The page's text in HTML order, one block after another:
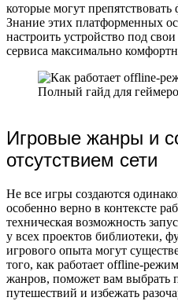
которые могут
Знание этих платформенных
настроить устройство под
сервиса максимально
Игровые жанры и
отсутствием сети
Не все игры создаются
особенно верно в контексте
техническая возможность
у всех проектов библиотеки,
игрового опыта могут
того, как работает offline-
жанров, поможет вам выбрать
путешествий и избежать